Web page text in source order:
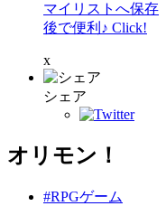
マイリストへ保存
後で便利♪ Click!
x
シェア
オリモン！
#RPGゲーム